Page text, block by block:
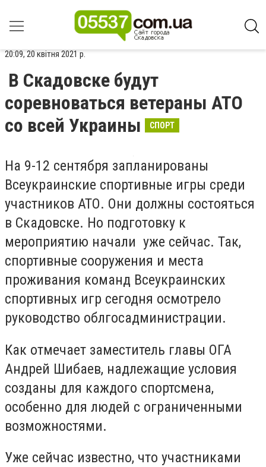
20:09, 20 квітня 2021 р.
В Скадовске будут
соревноваться ветераны АТО
со всей Украины
СПОРТ
На 9-12 сентября запланированы
Всеукраинские спортивные игры среди
участников АТО. Они должны состояться
в Скадовске. Но подготовку к
мероприятию начали уже сейчас. Так,
спортивные сооружения и места
проживания команд Всеукраинских
спортивных игр сегодня осмотрело
руководство облгосадминистрации.
Как отмечает заместитель главы ОГА
Андрей Шибаев, надлежащие условия
созданы для каждого спортсмена,
особенно для людей с ограниченными
возможностями.
Уже сейчас известно, что участниками